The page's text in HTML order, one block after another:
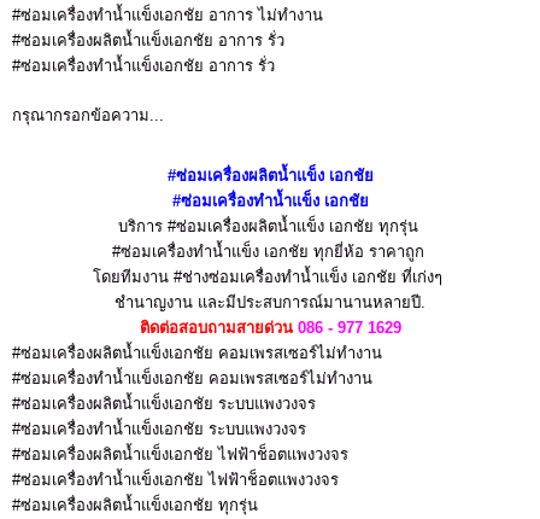
#ซ่อมเครื่องทำน้ำแข็งเอกชัย อาการ ไม่ทำงาน
#ซ่อมเครื่องผลิตน้ำแข็งเอกชัย อาการ รั่ว
#ซ่อมเครื่องทำน้ำแข็งเอกชัย อาการ รั่ว
กรุณากรอกข้อความ...
#ซ่อมเครื่องผลิตน้ำแข็ง เอกชัย
#ซ่อมเครื่องทำน้ำแข็ง เอกชัย
บริการ #ซ่อมเครื่องผลิตน้ำแข็ง เอกชัย ทุกรุ่น
#ซ่อมเครื่องทำน้ำแข็ง เอกชัย ทุกยี่ห้อ ราคาถูก
โดยทีมงาน #ช่างซ่อมเครื่องทำน้ำแข็ง เอกชัย ที่เก่งๆ
ชำนาญงาน และมีประสบการณ์มานานหลายปี.
ติดต่อสอบถามสายด่วน 086 - 977 1629
#ซ่อมเครื่องผลิตน้ำแข็งเอกชัย คอมเพรสเซอร์ไม่ทำงาน
#ซ่อมเครื่องทำน้ำแข็งเอกชัย คอมเพรสเซอร์ไม่ทำงาน
#ซ่อมเครื่องผลิตน้ำแข็งเอกชัย ระบบแพงวงจร
#ซ่อมเครื่องทำน้ำแข็งเอกชัย ระบบแพงวงจร
#ซ่อมเครื่องผลิตน้ำแข็งเอกชัย ไฟฟ้าช็อตแพงวงจร
#ซ่อมเครื่องทำน้ำแข็งเอกชัย ไฟฟ้าช็อตแพงวงจร
#ซ่อมเครื่องผลิตน้ำแข็งเอกชัย ทุกรุ่น